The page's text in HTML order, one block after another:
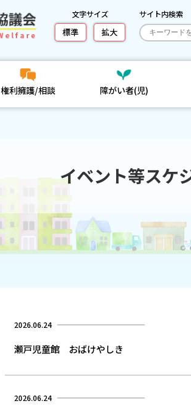
文字サイズ
標準 拡大
サイト内検索
権利擁護/相談 障がい者(児)
イベント等スケ
2026.06.24
瀬戸児童館 おばけやしき
2026.06.24